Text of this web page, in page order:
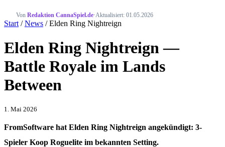
Von Redaktion CannaSpiel.de·Aktualisiert: 01.05.2026
Start /News / Elden Ring Nightreign
Elden Ring Nightreign —
Battle Royale im Lands
Between
1. Mai 2026
FromSoftware hat Elden Ring Nightreign angekündigt: 3-
Spieler Koop Roguelite im bekannten Setting.